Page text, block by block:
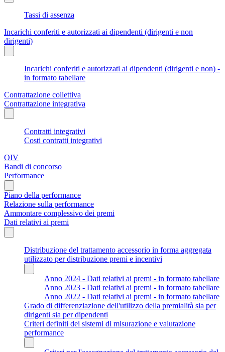
Tassi di assenza
Incarichi conferiti e autorizzati ai dipendenti (dirigenti e non
dirigenti)
Incarichi conferiti e autorizzati ai dipendenti (dirigenti e non) -
in formato tabellare
Contrattazione collettiva
Contrattazione integrativa
Contratti integrativi
Costi contratti integrativi
OIV
Bandi di concorso
Performance
Piano della performance
Relazione sulla performance
Ammontare complessivo dei premi
Dati relativi ai premi
Distribuzione del trattamento accessorio in forma aggregata
utilizzato per distribuzione premi e incentivi
Anno 2024 - Dati relativi ai premi - in formato tabellare
Anno 2023 - Dati relativi ai premi - in formato tabellare
Anno 2022 - Dati relativi ai premi - in formato tabellare
Grado di differenziazione dell'utilizzo della premialità sia per
dirigenti sia per dipendenti
Criteri definiti dei sistemi di misurazione e valutazione
performance